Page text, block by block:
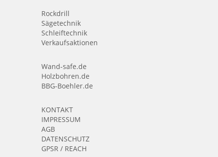
Rockdrill
Sägetechnik
Schleiftechnik
Verkaufsaktionen
Wand-safe.de
Holzbohren.de
BBG-Boehler.de
KONTAKT
IMPRESSUM
AGB
DATENSCHUTZ
GPSR / REACH